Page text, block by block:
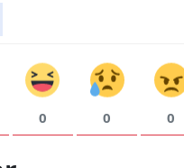
0 0 0